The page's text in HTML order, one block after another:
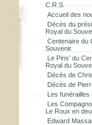
C.R.S.
Accueil des
Décès du
Royal du
Centenaire du
Souvenir.
Le Pins’ du
Royal du
Décès de
Décès de
Les funérailles
Les
Le Roux en
Edward